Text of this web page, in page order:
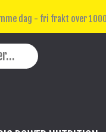
dag - fri frakt over